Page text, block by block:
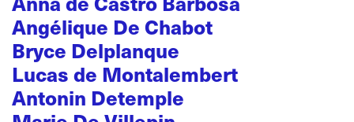
Angélique De Chabot
Bryce Delplanque
Lucas de Montalembert
Antonin Detemple